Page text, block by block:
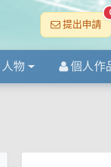
提出申請
人物 個人作